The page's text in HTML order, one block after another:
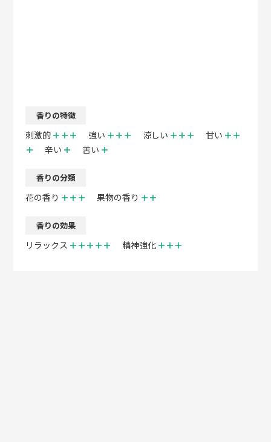
香りの特徴
刺激的 ＋＋＋ 強い ＋＋＋ 涼しい ＋＋＋ 甘い ＋＋
＋
辛い ＋ 苦い ＋
香りの分類
花の香り ＋＋＋ 果物の香り ＋＋
香りの効果
リラックス ＋＋＋＋＋ 精神強化 ＋＋＋